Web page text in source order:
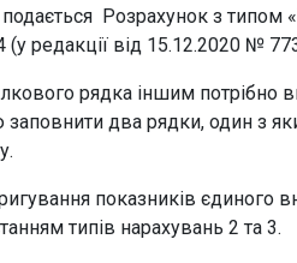
подається Розрахунок з
редакції від 15.12.2020 №
рядка іншим потрібно
два рядки, один з
показників єдиного
типів нарахувань 2 та 3.